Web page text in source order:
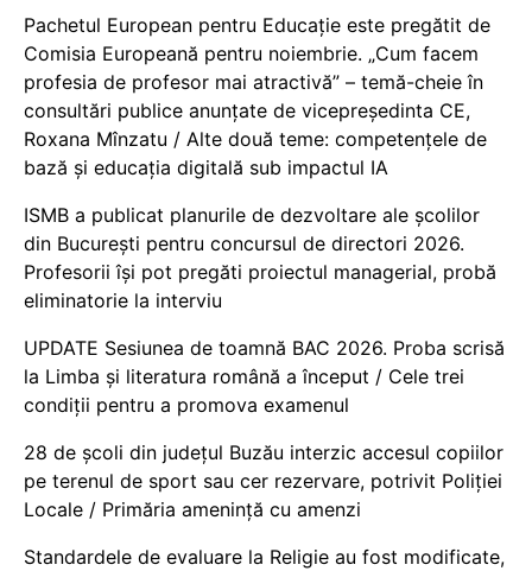
Pachetul European pentru Educație este pregătit de
Comisia Europeană pentru noiembrie. „Cum facem
profesia de profesor mai atractivă” – temă-cheie în
consultări publice anunțate de vicepreședinta CE,
Roxana Mînzatu / Alte două teme: competențele de
bază și educația digitală sub impactul IA
ISMB a publicat planurile de dezvoltare ale școlilor
din București pentru concursul de directori 2026.
Profesorii își pot pregăti proiectul managerial, probă
eliminatorie la interviu
UPDATE Sesiunea de toamnă BAC 2026. Proba scrisă
la Limba și literatura română a început / Cele trei
condiții pentru a promova examenul
28 de școli din județul Buzău interzic accesul copiilor
pe terenul de sport sau cer rezervare, potrivit Poliției
Locale / Primăria amenință cu amenzi
Standardele de evaluare la Religie au fost modificate,